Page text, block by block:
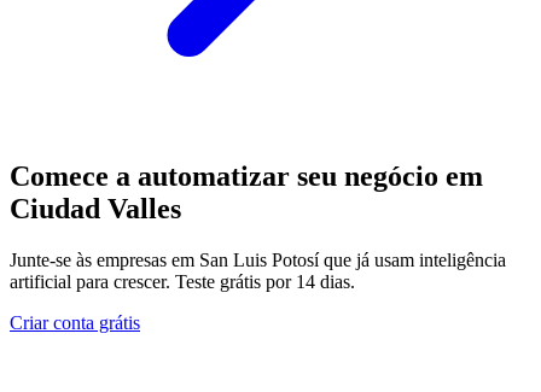
Comece a automatizar seu negócio em
Ciudad Valles
Junte-se às empresas em San Luis Potosí que já usam inteligência
artificial para crescer. Teste grátis por 14 dias.
Criar conta grátis